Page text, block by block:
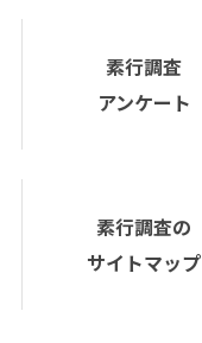
素行調査
アンケート
素行調査の
サイトマップ